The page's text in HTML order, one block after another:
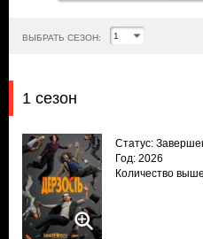
ВЫБРАТЬ СЕЗОН:
1 сезон
Статус:
Год: 2026
Количество